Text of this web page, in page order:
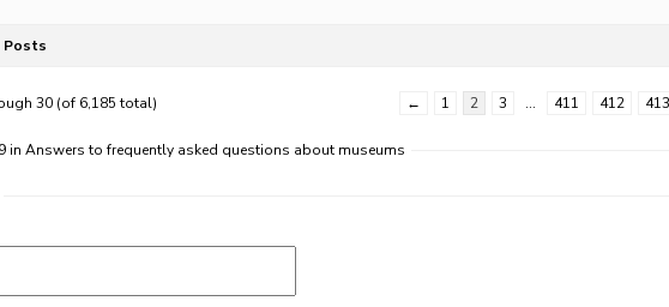
Posts
30 (of 6,185 total) ← 1 2 3 … 411 412 413
in Answers to frequently asked questions about museums